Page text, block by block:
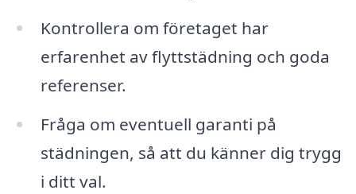
Kontrollera om företaget har
erfarenhet av flyttstädning och goda
referenser.
Fråga om eventuell garanti på
städningen, så att du känner dig trygg
i ditt val.